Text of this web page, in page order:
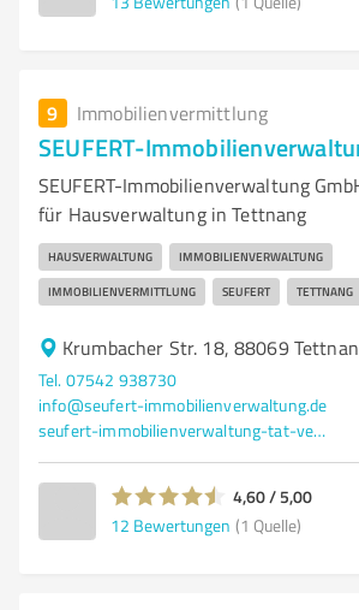
9 Immobilienvermittlung
SEUFERT-
SEUFERT-Immobilienverwaltung
für Hausverwaltung in Tettnang
HAUSVERWALTUNG IMMOBILIENVERWALTUNG
IMMOBILIENVERMITTLUNG SEUFERT TETTNANG
Krumbacher Str. 18, 88069
Tel. 07542 938730
info@seufert-immobilienverwaltung.de
seufert-immobilienverwaltung-tat-verwaltung.weblocator.de/
4,60 / 5,00
12 Bewertungen (1 Quelle)